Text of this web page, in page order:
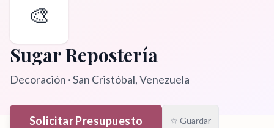
🎨
Sugar Repostería
Decoración ·San Cristóbal, Venezuela
Solicitar Presupuesto ☆ Guardar